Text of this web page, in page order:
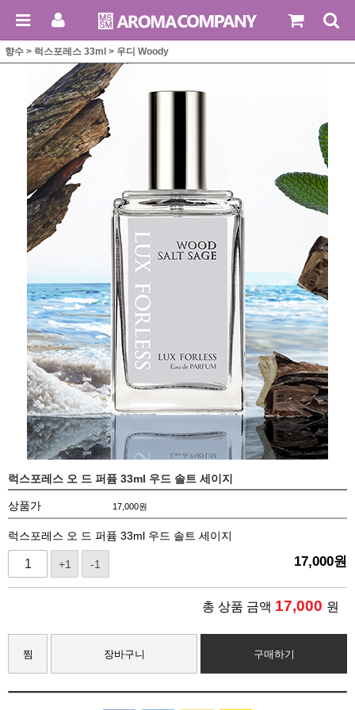
향수 > 럭스포레스 33ml > 우디 Woody
럭스포레스 오 드 퍼퓸 33ml 우드 솔트 세이지
상품가 17,000원
럭스포레스 오 드 퍼퓸 33ml 우드 솔트 세이지
+1 -1 17,000원
총 상품 금액 17,000 원
찜 장바구니 구매하기